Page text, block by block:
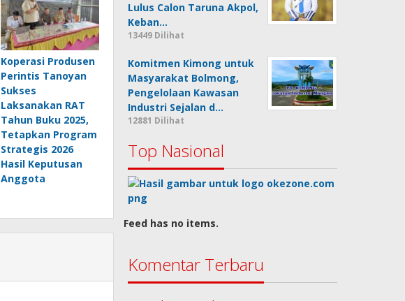
Koperasi Produsen
Perintis Tanoyan
Sukses
Laksanakan RAT
Tahun Buku 2025,
Tetapkan Program
Strategis 2026
Hasil Keputusan
Anggota
Lulus Calon Taruna Akpol,
Keban…
13449 Dilihat
Komitmen Kimong untuk
Masyarakat Bolmong,
Pengelolaan Kawasan
Industri Sejalan d…
12881 Dilihat
Top Nasional
Feed has no items.
Komentar Terbaru